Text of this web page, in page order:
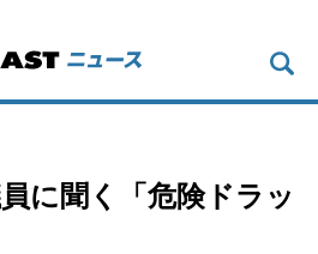
に聞く「危険ドラッ